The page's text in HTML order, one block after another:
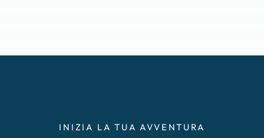
INIZIA LA TUA AVVENTURA